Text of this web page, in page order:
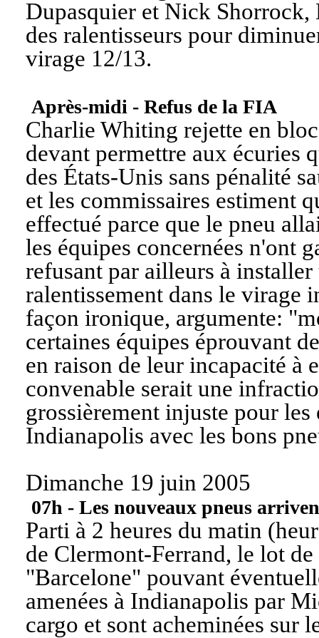
Dupasquier et Nick
des ralentisseurs pour
virage 12/13.
Après-midi - Refus de la FIA
Charlie Whiting rejette en
devant permettre aux écuries
des États-Unis sans pénalité
et les commissaires estiment
effectué parce que le pneu
les équipes concernées n'ont
refusant par ailleurs à
ralentissement dans le
façon ironique, argumente: "
certaines équipes éprouvant
en raison de leur incapacité à
convenable serait une
grossièrement injuste pour
Indianapolis avec les bons
Dimanche 19 juin 2005
07h - Les nouveaux pneus
Parti à 2 heures du matin
de Clermont-Ferrand, le lot
"Barcelone" pouvant
amenées à Indianapolis par
cargo et sont acheminées sur